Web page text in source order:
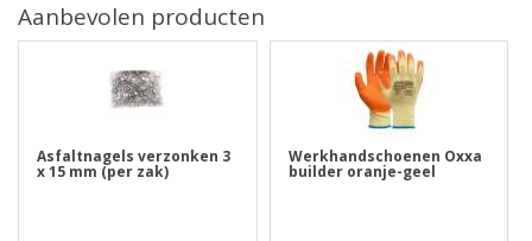
Aanbevolen producten
Asfaltnagels verzonken 3
x 15 mm (per zak)
Werkhandschoenen Oxxa
builder oranje-geel